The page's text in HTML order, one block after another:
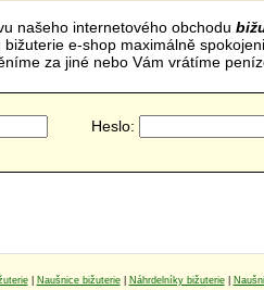
našeho internetového obchodu
e-shop maximálně
za jiné nebo Vám vrátíme
Heslo:
| Naušnice bižuterie| Náhrdelníky bižuterie|